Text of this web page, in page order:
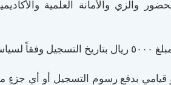
والزي والأمانة العلمية
المالية.
قيامي بدفع رسوم التسجيل أو أي جزءٍ